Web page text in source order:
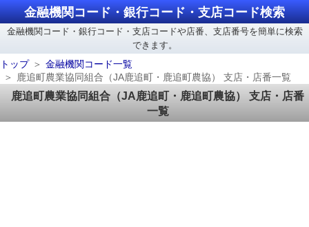
金融機関コード・銀行コード・支店コード検索
金融機関コード・銀行コード・支店コードや店番、支店番号を簡単に検索
できます。
トップ
金融機関コード一覧
鹿追町農業協同組合（JA鹿追町・鹿追町農協） 支店・店番一覧
鹿追町農業協同組合（JA鹿追町・鹿追町農協） 支店・店番
一覧